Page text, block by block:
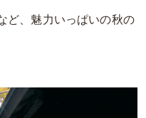
ど、魅力いっぱいの秋の